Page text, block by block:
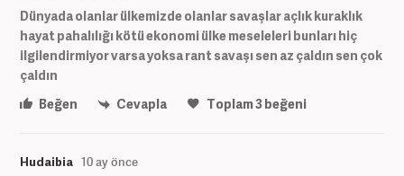
Dünyada olanlar ülkemizde olanlar savaşlar açlık kuraklık
hayat pahalılığı kötü ekonomi ülke meseleleri bunları hiç
ilgilendirmiyor varsa yoksa rant savaşı sen az çaldın sen çok
çaldın
Beğen
Cevapla Toplam3beğeni
Hudaibia 10 ay önce